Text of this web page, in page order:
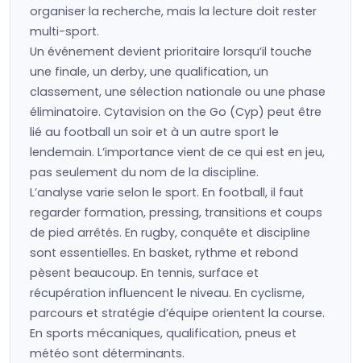
organiser la recherche, mais la lecture doit rester
multi-sport.
Un événement devient prioritaire lorsqu’il touche
une finale, un derby, une qualification, un
classement, une sélection nationale ou une phase
éliminatoire. Cytavision on the Go (Cyp) peut être
lié au football un soir et à un autre sport le
lendemain. L’importance vient de ce qui est en jeu,
pas seulement du nom de la discipline.
L’analyse varie selon le sport. En football, il faut
regarder formation, pressing, transitions et coups
de pied arrêtés. En rugby, conquête et discipline
sont essentielles. En basket, rythme et rebond
pèsent beaucoup. En tennis, surface et
récupération influencent le niveau. En cyclisme,
parcours et stratégie d’équipe orientent la course.
En sports mécaniques, qualification, pneus et
météo sont déterminants.